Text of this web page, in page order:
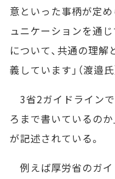
意といった事柄が定め
ュニケーションを通
について、共通の理
義しています」（渡邉氏
3省2ガイドラインで
ろまで書いているのか
が記述されている。
例えば厚労省のガイ